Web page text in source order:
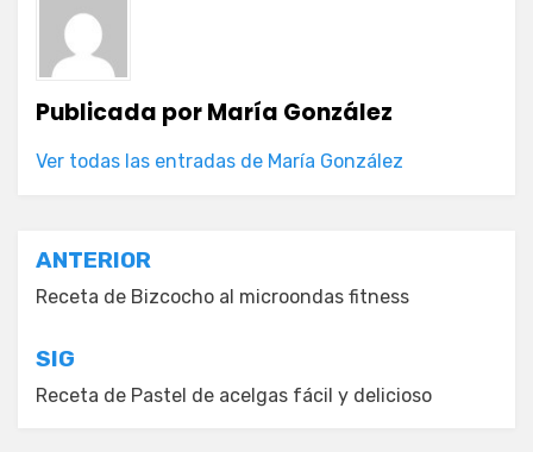
Publicada porMaría González
Ver todas las entradas de María González
Navegación
de
entradas
ANTERIOR
Receta de Bizcocho al microondas fitness
SIG
Receta de Pastel de acelgas fácil y delicioso